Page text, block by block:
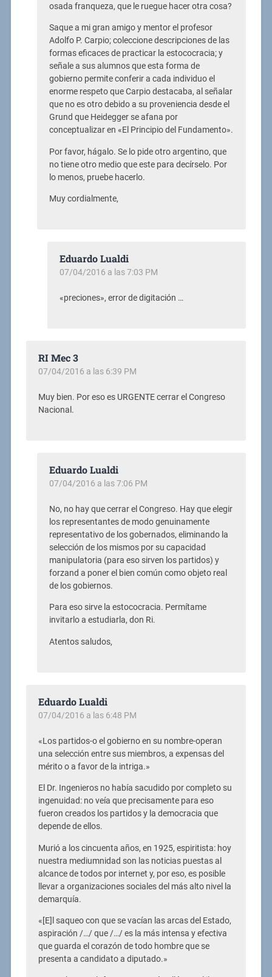
osada franqueza, que le ruegue hacer otra cosa?
Saque a mi gran amigo y mentor el profesor
Adolfo P. Carpio; coleccione descripciones de las
formas eficaces de practicar la estococracia; y
señale a sus alumnos que esta forma de
gobierno permite conferir a cada individuo el
enorme respeto que Carpio destacaba, al señalar
que no es otro debido a su proveniencia desde el
Grund que Heidegger se afana por
conceptualizar en «El Principio del Fundamento».
Por favor, hágalo. Se lo pide otro argentino, que
no tiene otro medio que este para decírselo. Por
lo menos, pruebe hacerlo.
Muy cordialmente,
Eduardo Lualdi
07/04/2016 a las 7:03 PM
«preciones», error de digitación …
RI Mec 3
07/04/2016 a las 6:39 PM
Muy bien. Por eso es URGENTE cerrar el Congreso
Nacional.
Eduardo Lualdi
07/04/2016 a las 7:06 PM
No, no hay que cerrar el Congreso. Hay que elegir
los representantes de modo genuinamente
representativo de los gobernados, eliminando la
selección de los mismos por su capacidad
manipulatoria (para eso sirven los partidos) y
forzand a poner el bien común como objeto real
de los gobiernos.
Para eso sirve la estococracia. Permítame
invitarlo a estudiarla, don Ri.
Atentos saludos,
Eduardo Lualdi
07/04/2016 a las 6:48 PM
«Los partidos-o el gobierno en su nombre-operan
una selección entre sus miembros, a expensas del
mérito o a favor de la intriga.»
El Dr. Ingenieros no había sacudido por completo su
ingenuidad: no veía que precisamente para eso
fueron creados los partidos y la democracia que
depende de ellos.
Murió a los cincuenta años, en 1925, espiritista: hoy
nuestra mediumnidad son las noticias puestas al
alcance de todos por internet y, por eso, es posible
llevar a organizaciones sociales del más alto nivel la
demarquía.
«[E]l saqueo con que se vacían las arcas del Estado,
aspiración /…/ que /…/ es la más intensa y efectiva
que guarda el corazón de todo hombre que se
presenta a candidato a diputado.»